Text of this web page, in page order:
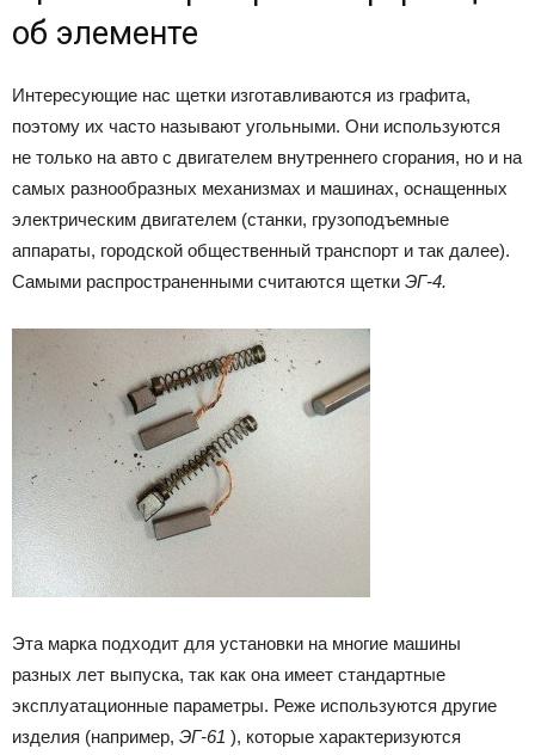
об элементе
Интересующие нас щетки изготавливаются из графита,
поэтому их часто называют угольными. Они используются
не только на авто с двигателем внутреннего сгорания, но и на
самых разнообразных механизмах и машинах, оснащенных
электрическим двигателем (станки, грузоподъемные
аппараты, городской общественный транспорт и так далее).
Самыми распространенными считаются щетки ЭГ-4.
Эта марка подходит для установки на многие машины
разных лет выпуска, так как она имеет стандартные
эксплуатационные параметры. Реже используются другие
изделия (например, ЭГ-61 ), которые характеризуются